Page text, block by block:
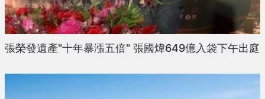
張榮發遺產"十年暴漲五倍" 張國煒649億入袋下午出庭